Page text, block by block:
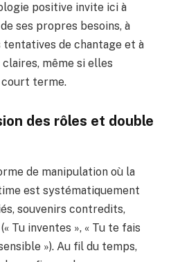
positive invite ici à
ses propres besoins, à
de chantage et à
même si elles
court terme.
des rôles et double
de manipulation où la
est systématiquement
souvenirs contredits,
Tu inventes », « Tu te fais
»). Au fil du temps,